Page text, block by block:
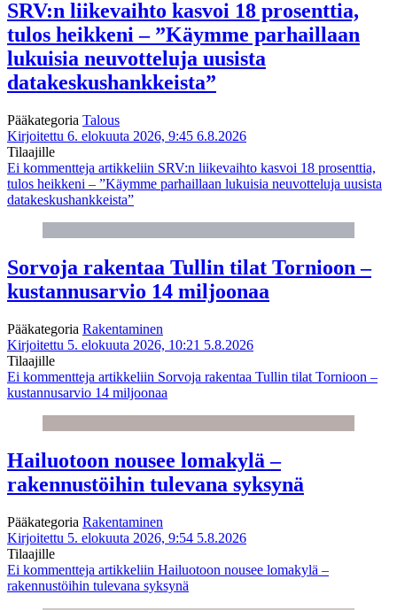
SRV:n liikevaihto kasvoi 18 prosenttia,
tulos heikkeni – ”Käymme parhaillaan
lukuisia neuvotteluja uusista
datakeskushankkeista”
Pääkategoria Talous
Kirjoitettu 6. elokuuta 2026, 9:45 6.8.2026
Tilaajille
Ei kommentteja artikkeliin SRV:n liikevaihto kasvoi 18 prosenttia,
tulos heikkeni – ”Käymme parhaillaan lukuisia neuvotteluja uusista
datakeskushankkeista”
Sorvoja rakentaa Tullin tilat Tornioon –
kustannusarvio 14 miljoonaa
Pääkategoria Rakentaminen
Kirjoitettu 5. elokuuta 2026, 10:21 5.8.2026
Tilaajille
Ei kommentteja artikkeliin Sorvoja rakentaa Tullin tilat Tornioon –
kustannusarvio 14 miljoonaa
Hailuotoon nousee lomakylä –
rakennustöihin tulevana syksynä
Pääkategoria Rakentaminen
Kirjoitettu 5. elokuuta 2026, 9:54 5.8.2026
Tilaajille
Ei kommentteja artikkeliin Hailuotoon nousee lomakylä –
rakennustöihin tulevana syksynä